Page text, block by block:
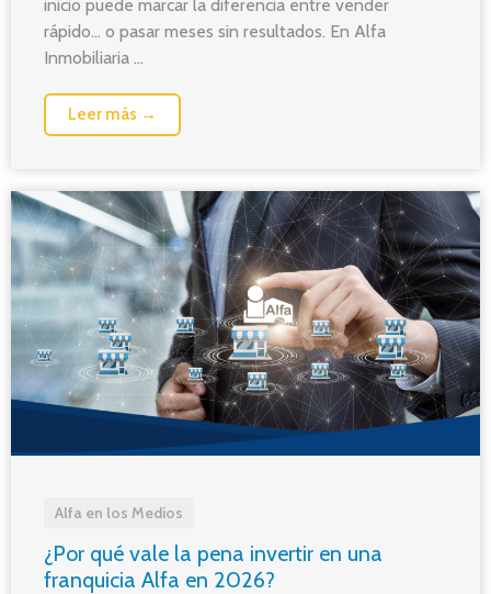
inicio puede marcar la diferencia entre vender
rápido… o pasar meses sin resultados. En Alfa
Inmobiliaria ...
Leer más →
Alfa en los Medios
¿Por qué vale la pena invertir en una
franquicia Alfa en 2026?